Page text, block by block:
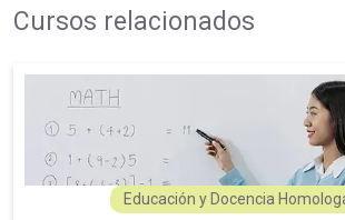
Cursos relacionados
Educación y Docencia